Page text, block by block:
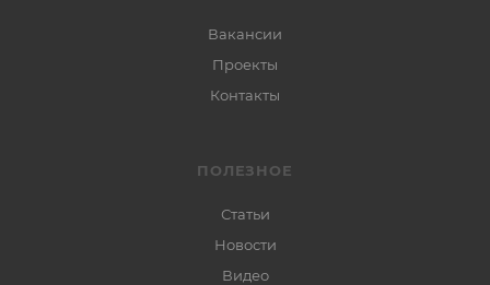
Вакансии
Проекты
Контакты
ПОЛЕЗНОЕ
Статьи
Новости
Видео